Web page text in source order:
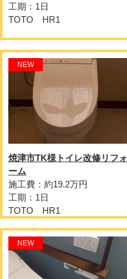
工期：1日
TOTO HR1
NEW
焼津市TK様トイレ改修リフォ
ーム
施工費：約19.2万円
工期：1日
TOTO HR1
NEW